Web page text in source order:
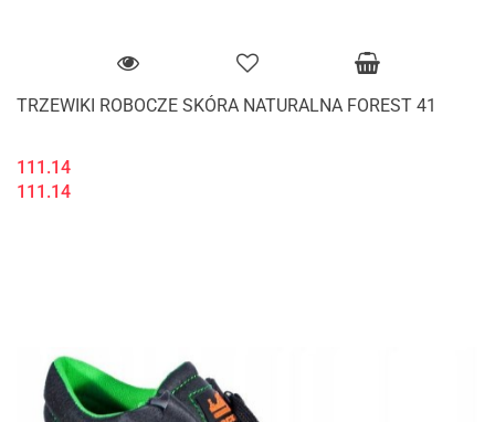
TRZEWIKI ROBOCZE SKÓRA NATURALNA FOREST 41
111.14
111.14